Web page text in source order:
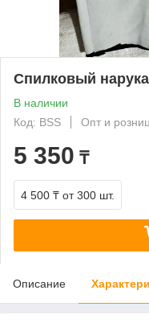
Спилковый
В наличии
Код: BSS
Опт и
5 350 ₸
4 500 ₸ от 300 шт.
Описание